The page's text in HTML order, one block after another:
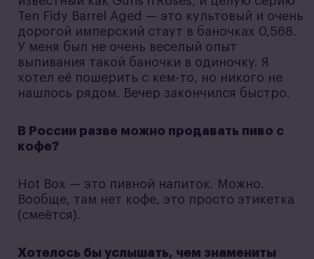
Ten Fidy Barrel Aged — это культовый и очень
дорогой имперский стаут в баночках 0,568.
У меня был не очень веселый опыт
выпивания такой баночки в одиночку. Я
хотел её пошерить с кем-то, но никого не
нашлось рядом. Вечер закончился быстро.
В России разве можно продавать пиво с
кофе?
Hot Box — это пивной напиток. Можно.
Вообще, там нет кофе, это просто этикетка
(смеётся).
Хотелось бы услышать, чем знамениты